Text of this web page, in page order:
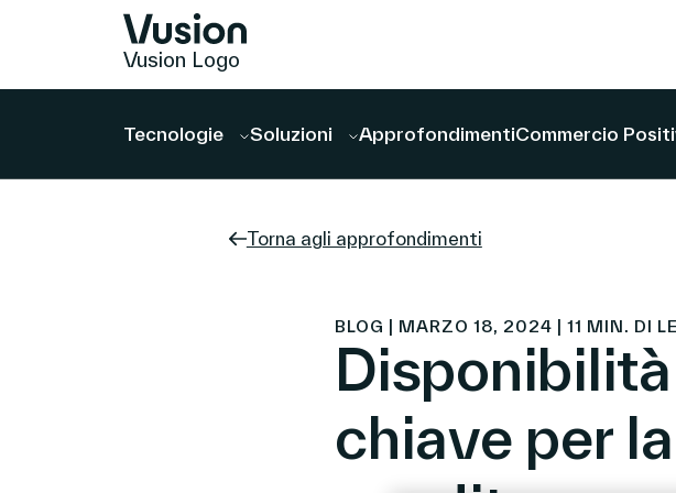
Vusion Logo
Tecnologie Soluzioni ApprofondimentiCommercio
Torna agli approfondimenti
BLOG | MARZO 18, 2024 | 11 MIN. DI
chiave per